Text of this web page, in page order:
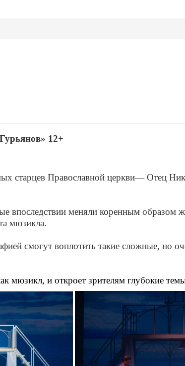
12+
старцев Православной церкви— Отец
впоследствии меняли коренным образом
мюзикла.
смогут воплотить такие сложные, но
мюзикл, и откроет зрителям глубокие